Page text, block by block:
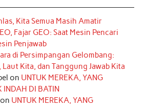
t
e
r
e
s
t
k
e
d
I
n
t
t
r
T
u
e
Kita Semua Masih Amatir
Fajar GEO: Saat Mesin Pencari
Penjawab
di Persimpangan Gelombang:
Kita, dan Tanggung Jawab Kita
on UNTUK MEREKA, YANG
INDAH DI BATIN
on UNTUK MEREKA, YANG